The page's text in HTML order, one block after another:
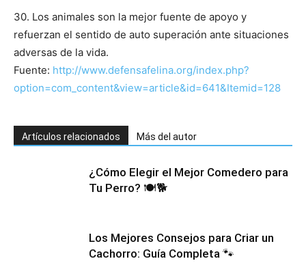
30. Los animales son la mejor fuente de apoyo y
refuerzan el sentido de auto superación ante situaciones
adversas de la vida.
Fuente: http://www.defensafelina.org/index.php?
option=com_content&view=article&id=641&Itemid=128
Artículos relacionados Más del autor
¿Cómo Elegir el Mejor Comedero para
Tu Perro? 🍽️🐕
Los Mejores Consejos para Criar un
Cachorro: Guía Completa 🐾